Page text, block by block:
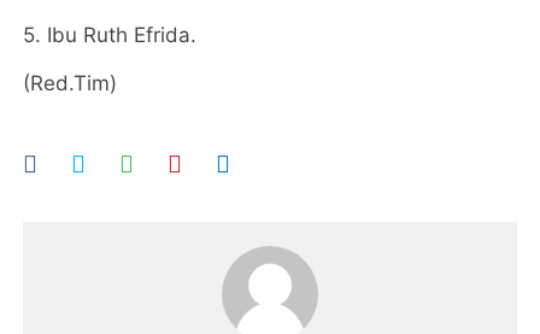
5. Ibu Ruth Efrida.
(Red.Tim)